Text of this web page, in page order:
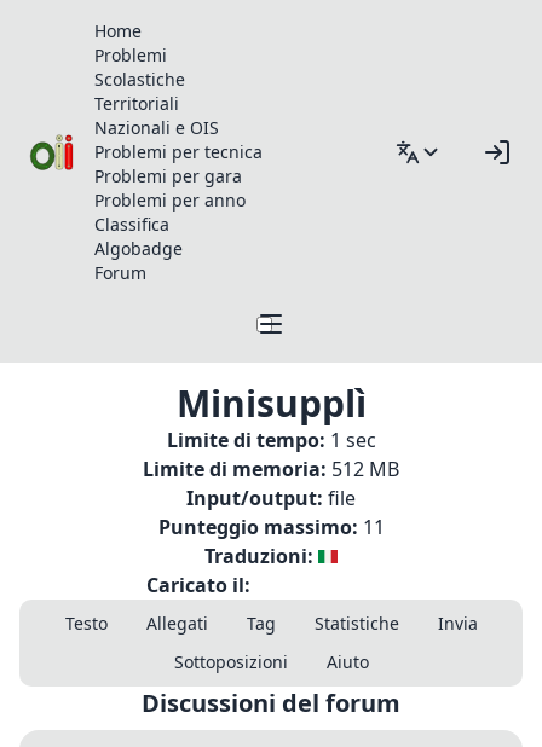
Home
Problemi
Scolastiche
Territoriali
Nazionali e OIS
Problemi per tecnica
Problemi per gara
Problemi per anno
Classifica
Algobadge
Forum
Minisupplì
Limite di tempo: 1 sec
Limite di memoria: 512 MB
Input/output: file
Punteggio massimo: 11
Traduzioni:
Caricato il:
Testo Allegati Tag Statistiche
Invia
Sottoposizioni
Aiuto
Discussioni del forum